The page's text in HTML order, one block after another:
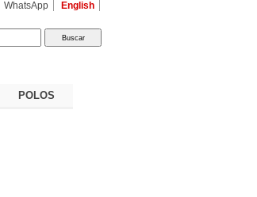
WhatsApp English
POLOS